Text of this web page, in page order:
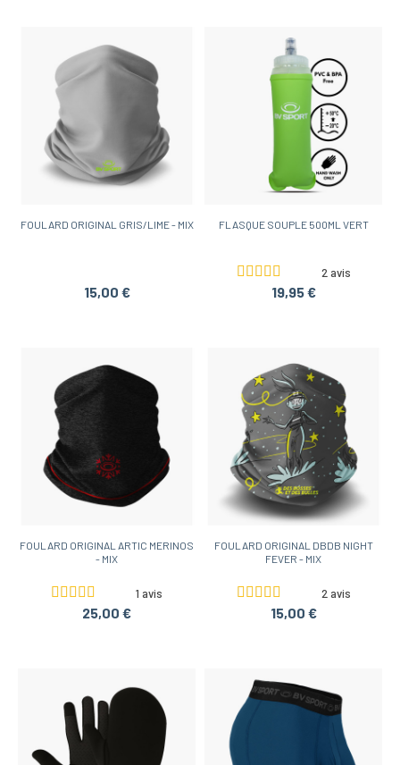
FOULARD ORIGINAL GRIS/LIME - MIX
15,00 €
FLASQUE SOUPLE 500ML VERT
2 avis
19,95 €
FOULARD ORIGINAL ARTIC MERINOS
- MIX
1 avis
25,00 €
FOULARD ORIGINAL DBDB NIGHT
FEVER - MIX
2 avis
15,00 €